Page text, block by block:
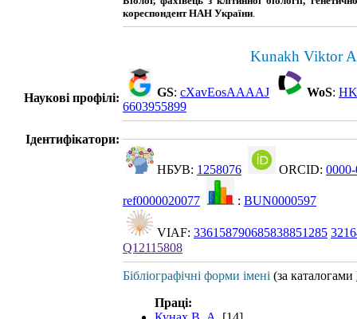
кореспондент НАН України
Kunakh Viktor
Наукові профілі: GS: cXavEosAAAAJ WoS:
6603955899
Ідентифікатори:
НБУВ: 1258076 ORCID:
ref0000020077 : BUN0000597
VIAF: 336158790685838851285
Q12115808
Бібліографічні форми імені (за каталогами
Праці: